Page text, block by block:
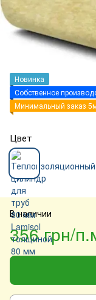
Новинка
Собственное
Минимальный заказ
Цвет
В наличии
356 грн/